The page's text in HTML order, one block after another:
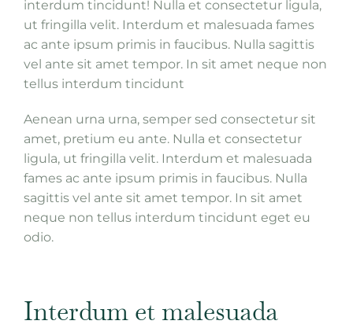
interdum tincidunt! Nulla et consectetur ligula,
ut fringilla velit. Interdum et malesuada fames
ac ante ipsum primis in faucibus. Nulla sagittis
vel ante sit amet tempor. In sit amet neque non
tellus interdum tincidunt
Aenean urna urna, semper sed consectetur sit
amet, pretium eu ante. Nulla et consectetur
ligula, ut fringilla velit. Interdum et malesuada
fames ac ante ipsum primis in faucibus. Nulla
sagittis vel ante sit amet tempor. In sit amet
neque non tellus interdum tincidunt eget eu
odio.
Interdum et malesuada